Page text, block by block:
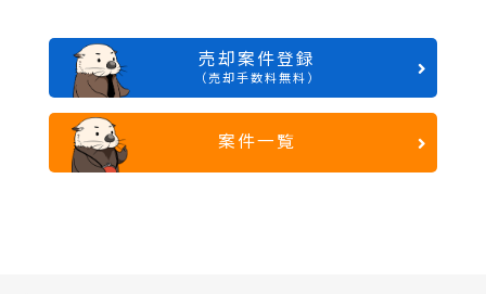
売却案件登録
（売却手数料無料）
案件一覧